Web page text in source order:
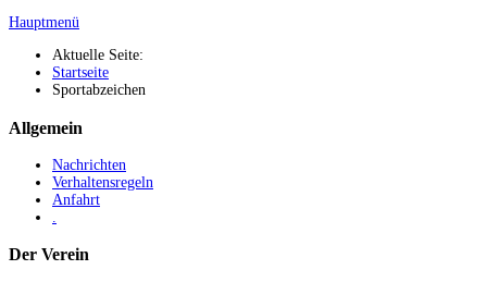
Hauptmenü
Aktuelle Seite:
Startseite
Sportabzeichen
Allgemein
Nachrichten
Verhaltensregeln
Anfahrt
.
Der Verein